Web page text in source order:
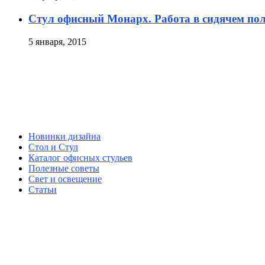
Стул офисный Монарх. Работа в сидячем
5 января, 2015
Новинки дизайна
Стол и Стул
Каталог офисных стульев
Полезные советы
Свет и освещение
Статьи